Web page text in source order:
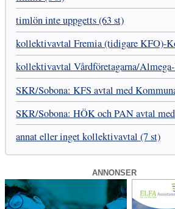
timlön inte uppgetts (63 st)
kollektivavtal Fremia (tidigare KFO)-
kollektivavtal Vård­företagarna­/­
SKR­/Sobona: KFS avtal med
SKR­/Sobona: HÖK och PAN avtal
annat eller inget kollektivavtal (7 st)
ANNONSER